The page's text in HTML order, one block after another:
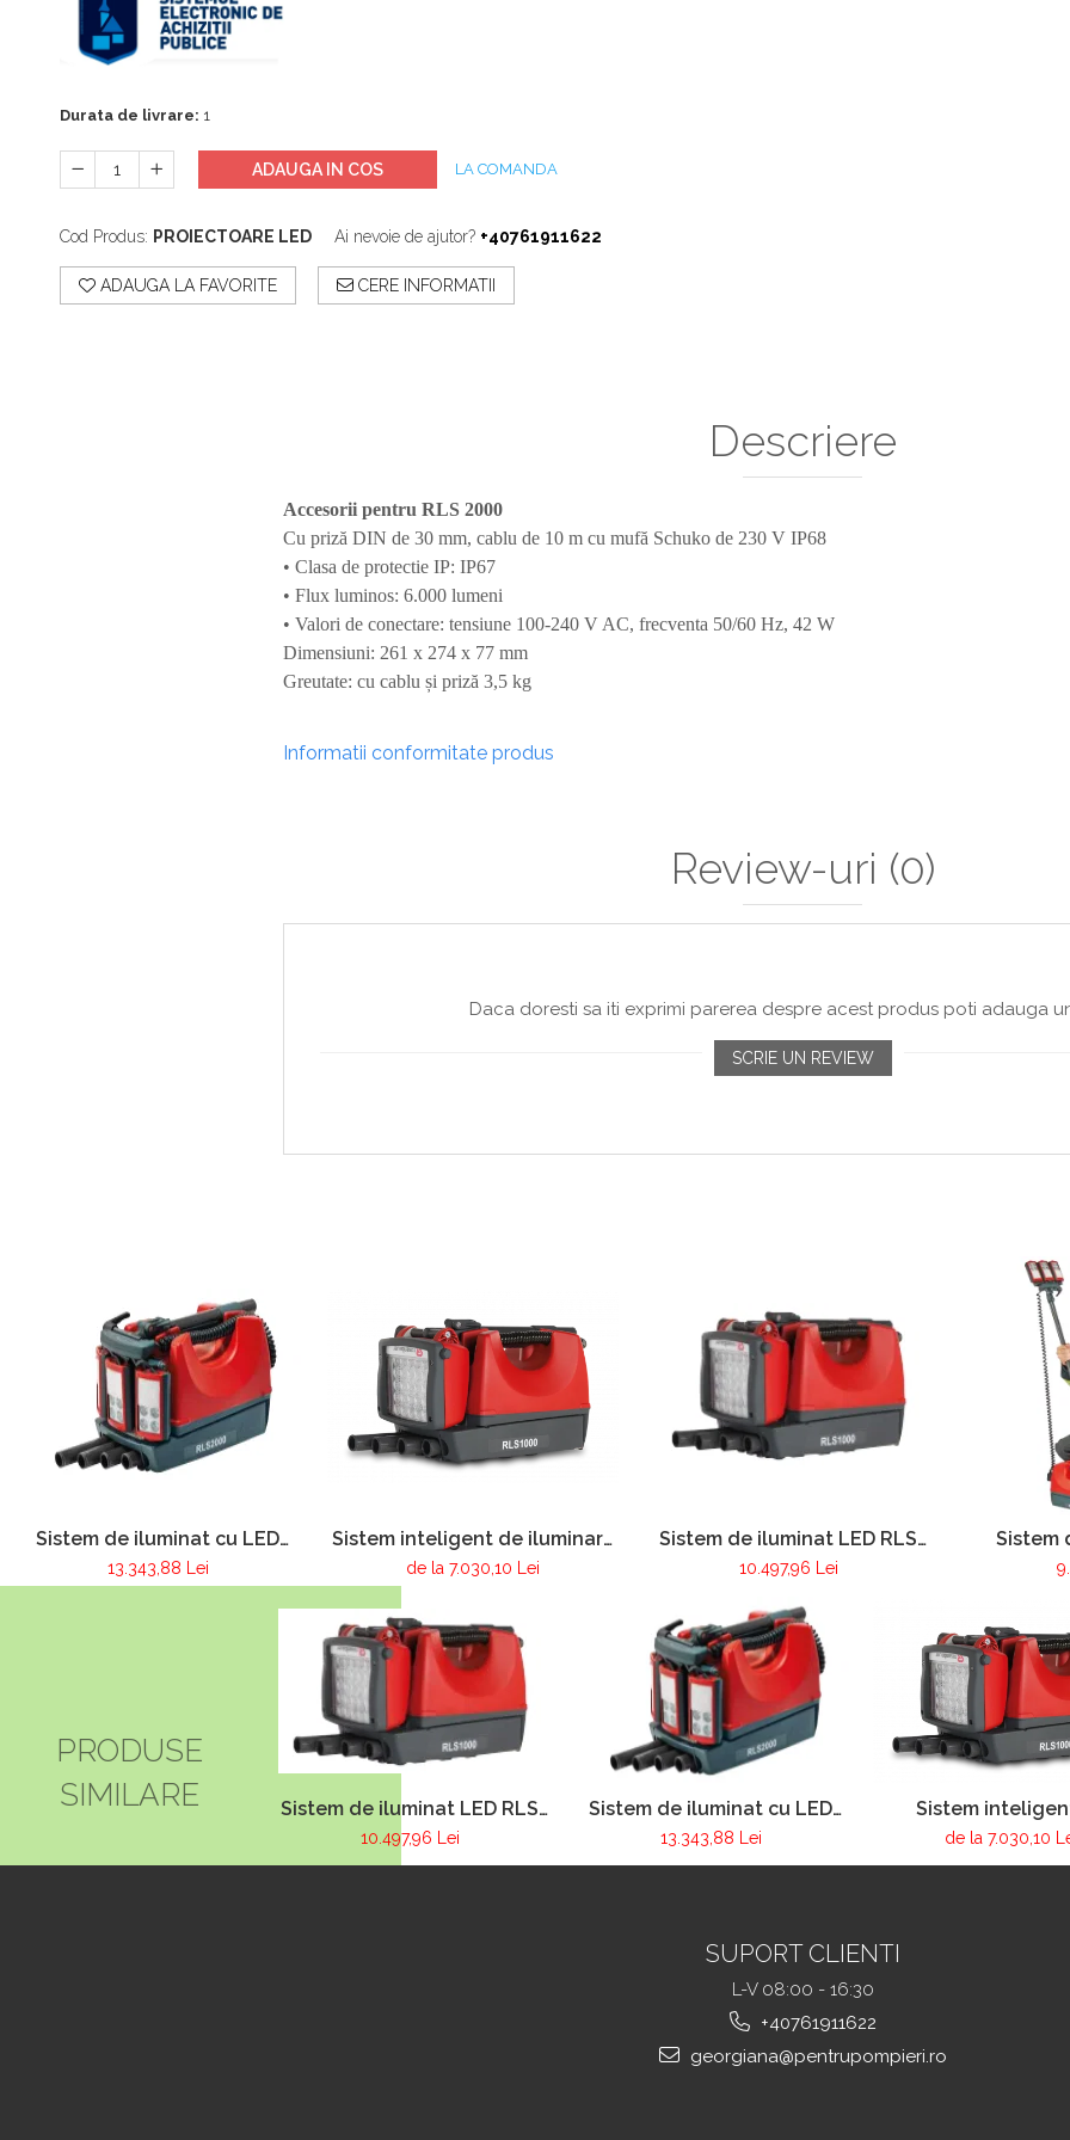
Accesorii
Aparate de respirat autonome
Accesorii generatoare
Camere Termice
termoviziune
Accesorii De Trecere A Apei Si
Spumei
Accesorii detectare de gaz
Accesorii stingatoare, paturi si accesorii
Durata de livrare: 1
ADAUGA IN COS LA COMANDA
Cod Produs: PROIECTOARE LED Ai nevoie de ajutor? +40761911622
ADAUGA LA FAVORITE CERE INFORMATII
Descriere
Accesorii pentru RLS 2000
Cu priză DIN de 30 mm, cablu de 10 m cu mufă Schuko de 230 V IP68
• Clasa de protectie IP: IP67
• Flux luminos: 6.000 lumeni
• Valori de conectare: tensiune 100-240 V AC, frecventa 50/60 Hz, 42 W
Dimensiuni: 261 x 274 x 77 mm
Greutate: cu cablu și priză 3,5 kg
Informatii conformitate produs
Review-uri (0)
Daca doresti sa iti exprimi parerea despre acest produs poti adauga
SCRIE UN REVIEW
Sistem de iluminat cu LED
RLS2000 Lion
13.343,88 Lei
Sistem inteligent de iluminare
cu led RLS 1000
de la 7.030,10 Lei
Sistem de iluminat LED RLS
1000 Lion
10.497,96 Lei
Sistem
PRODUSE
SIMILARE
Sistem de iluminat LED RLS
1000 Lion
10.497,96 Lei
Sistem de iluminat cu LED
RLS2000 Lion
13.343,88 Lei
Sistem
iluminare cu led
de la 7.030,10
SUPORT CLIENTI
L-V 08:00 - 16:30
+40761911622
georgiana@pentrupompieri.ro